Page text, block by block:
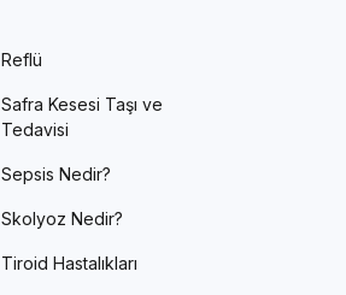
Reflü
Safra Kesesi Taşı ve
Tedavisi
Sepsis Nedir?
Skolyoz Nedir?
Tiroid Hastalıkları